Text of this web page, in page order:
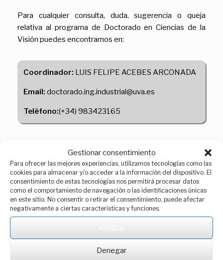
Gestionar consentimiento
Para ofrecer las mejores experiencias, utilizamos tecnologías como las
cookies para almacenar y/o acceder a la información del dispositivo. El
consentimiento de estas tecnologías nos permitirá procesar datos
como el comportamiento de navegación o las identificaciones únicas
en este sitio. No consentir o retirar el consentimiento, puede afectar
negativamente a ciertas características y funciones.
Denegar
Para cualquier consulta, duda, sugerencia o queja
relativa al programa de Doctorado en Ciencias de la
Visión puedes encontrarnos en:
Coordinador: LUIS FELIPE ACEBES ARCONADA
Email: doctorado.ing.industrial@uva.es
Teléfono:(+34) 983423165
Registro de sugerencias y/o
quejas en la Sede Electrónica
UVa
También puedes registrar tus sugerencias y/o quejas a
Registro de Sugerencias y Quejas en la Sede